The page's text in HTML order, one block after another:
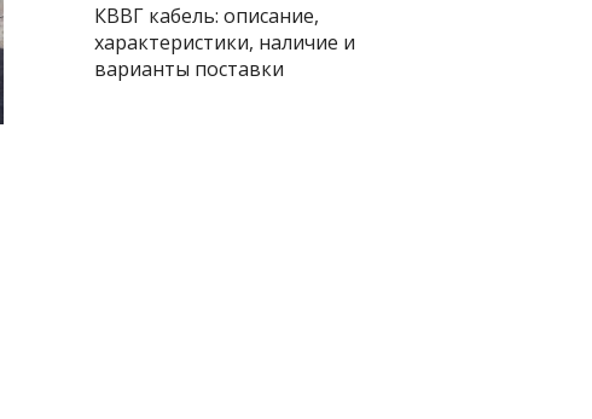
КВВГ кабель: описание,
характеристики, наличие и
варианты поставки